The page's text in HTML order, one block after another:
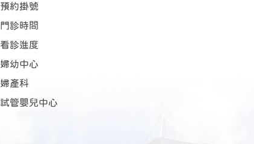
預約掛號
門診時間
看診進度
婦幼中心
婦產科
試管嬰兒中心